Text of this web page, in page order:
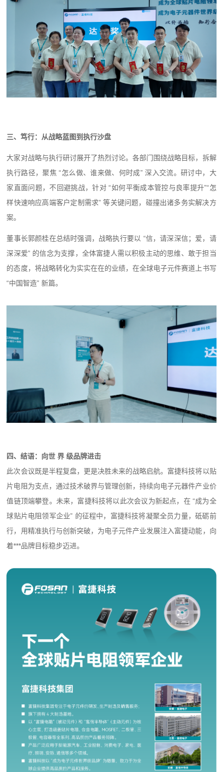
三、笃行：从战略蓝图到执行沙盘
大家对战略与执行研讨展开了热烈讨论。各部门围绕战略目标，拆解
执行路径，聚焦 “怎么做、谁来做、何时成” 深入交流。研讨中，大
家直面问题，不回避挑战，针对 “如何平衡成本管控与良率提升”“怎
样快速响应高端客户定制需求” 等关键问题，碰撞出诸多务实解决方
案。
董事长郭颜桂在总结时强调，战略执行要以 “信，请深深信；爱，请
深深爱” 的信念为支撑，全体富捷人需以积极主动的思维、敢于担当
的态度，将战略转化为实实在在的业绩，在全球电子元件赛道上书写
“中国智造” 新篇。
四、结语：向世 界 级品牌进击
此次会议既是半程复盘，更是决胜未来的战略启航。富捷科技将以贴
片电阻为支点，通过技术破界与管理创新，持续向电子元器件产业价
值链顶端攀登。未来，富捷科技将以此次会议为新起点，在 “成为全
球贴片电阻领军企业” 的征程中，富捷科技将凝聚全员力量，砥砺前
行，用精准执行与创新突破，为电子元件产业发展注入富捷动能，向
着***品牌目标稳步迈进。